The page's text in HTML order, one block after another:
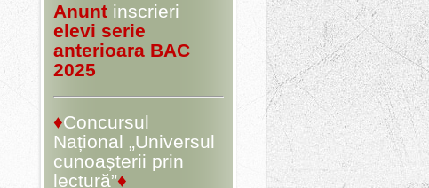
Anunt inscrieri
elevi serie
anterioara BAC
2025
♦Concursul
Național „Universul
cunoașterii prin
lectură”♦